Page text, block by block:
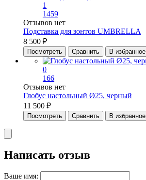
1
1459
Отзывов нет
Подставка для зонтов UMBRELLA
8 500 ₽
Посмотреть Сравнить В избранное
0
166
Отзывов нет
Глобус настольный Ø25, черный
11 500 ₽
Посмотреть Сравнить В избранное
Написать отзыв
Ваше имя: